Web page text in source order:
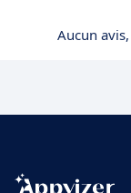
Aucun